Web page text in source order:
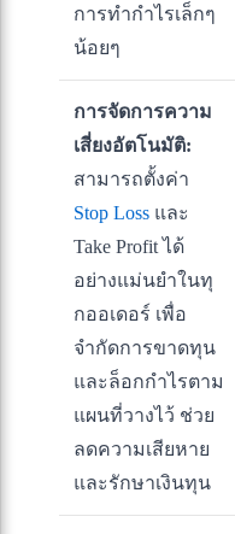
การทำกำไรเล็กๆ
น้อยๆ
การจัดการความ
เสี่ยงอัตโนมัติ:
สามารถตั้งค่า
Stop Loss และ
Take Profit ได้
อย่างแม่นยำในทุ
กออเดอร์ เพื่อ
จำกัดการขาดทุน
และล็อกกำไรตาม
แผนที่วางไว้ ช่วย
ลดความเสียหาย
และรักษาเงินทุน